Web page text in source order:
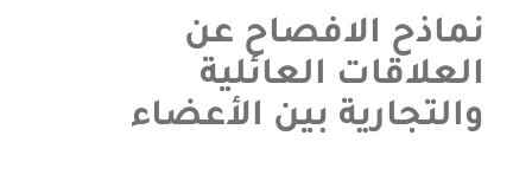
نماذح الافصاح عن
العلاقات العائلية
والتجارية بين الأعضاء